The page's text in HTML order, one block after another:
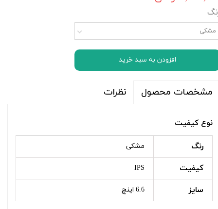
مشکی
افزودن به سبد خرید
مشخصات محصول نظرات
نوع کیفیت
رنگ مشکی
کیفیت IPS
سایز 6.6 اینچ